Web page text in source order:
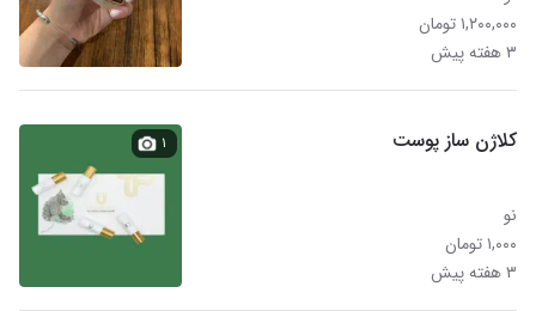
۱,۲۰۰,۰۰۰ تومان
۳ هفته پیش
کلاژن ساز پوست
نو
۱,۰۰۰ تومان
۳ هفته پیش
۱